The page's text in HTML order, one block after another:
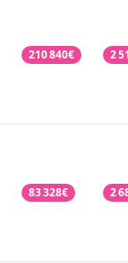
210 840€ 2
83 328€ 2